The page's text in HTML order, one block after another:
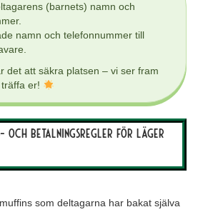
(barnets) namn och
namn och telefonnummer till
det att säkra platsen – vi ser fram
er!
och betalningsregler för läger